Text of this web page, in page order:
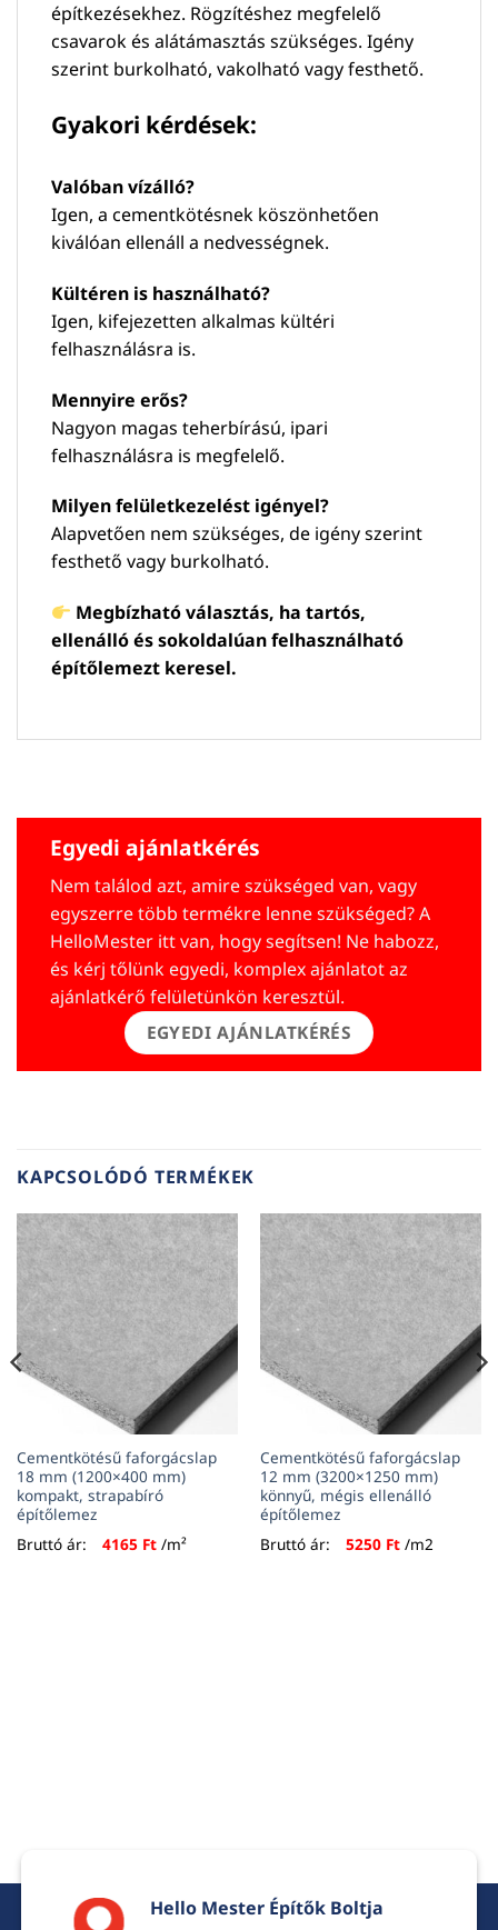
építkezésekhez. Rögzítéshez megfelelő
csavarok és alátámasztás szükséges. Igény
szerint burkolható, vakolható vagy festhető.
Gyakori kérdések:
Valóban vízálló?
Igen, a cementkötésnek köszönhetően
kiválóan ellenáll a nedvességnek.
Kültéren is használható?
Igen, kifejezetten alkalmas kültéri
felhasználásra is.
Mennyire erős?
Nagyon magas teherbírású, ipari
felhasználásra is megfelelő.
Milyen felületkezelést igényel?
Alapvetően nem szükséges, de igény szerint
festhető vagy burkolható.
Megbízható választás, ha tartós,
ellenálló és sokoldalúan felhasználható
építőlemezt keresel.
Egyedi ajánlatkérés
Nem találod azt, amire szükséged van, vagy
egyszerre több termékre lenne szükséged? A
HelloMester itt van, hogy segítsen! Ne habozz,
és kérj tőlünk egyedi, komplex ajánlatot az
ajánlatkérő felületünkön keresztül.
EGYEDI AJÁNLATKÉRÉS
KAPCSOLÓDÓ TERMÉKEK
Cementkötésű faforgácslap
18 mm (1200×400 mm)
kompakt, strapabíró
építőlemez
Bruttó ár:
4165 Ft/m²
Cementkötésű faforgácslap
12 mm (3200×1250 mm)
könnyű, mégis ellenálló
építőlemez
Bruttó ár:
5250 Ft/m2
Hello Mester Építők Boltja